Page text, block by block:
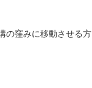
の窪みに移動させる方